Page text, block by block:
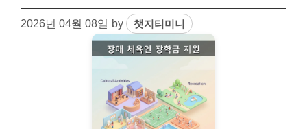
2026년 04월 08일 by 챗지티미니